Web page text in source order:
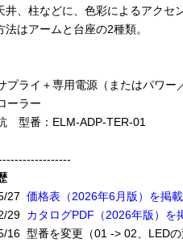
井、柱などに、色彩によるアクセ
法はアームと台座の2種類。
プライ＋専用電源（またはパワー
ーラー
型番：ELM-ADP-TER-01
27 価格表（2026年6月版）を掲
29 カタログPDF（2026年版）を
16 型番を変更（01 -> 02、LED